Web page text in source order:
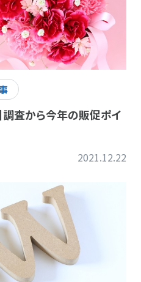
調査から今年の販促ポイ
2021.12.22